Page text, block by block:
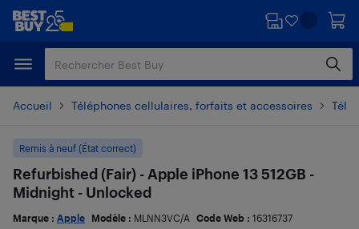
Passer
principal
Passer
Accueil Téléphones cellulaires, forfaits et accessoires
Remis à neuf (État correct)
Refurbished (Fair) - Apple iPhone 13 512GB -
Midnight - Unlocked
Marque : Apple Modèle : MLNN3VC/A Code Web : 16316737